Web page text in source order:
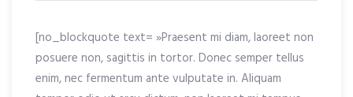
[no_blockquote text= »Praesent mi diam, laoreet non
posuere non, sagittis in tortor. Donec semper tellus
enim, nec fermentum ante vulputate in. Aliquam